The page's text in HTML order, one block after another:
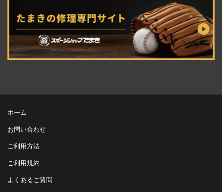
ホーム
お問い合わせ
ご利用方法
ご利用規約
よくあるご質問